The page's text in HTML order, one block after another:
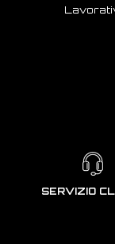
SERVIZIO